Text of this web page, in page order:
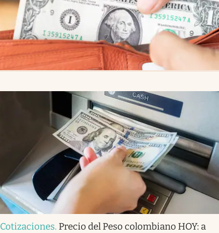
Cotizaciones. Precio del Peso colombiano HOY: a